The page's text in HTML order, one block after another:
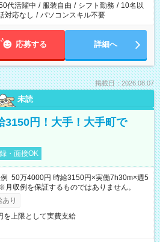
代活躍中 / 服装自由 / シフト勤務 / 10名以
対応なし / パソコンスキル不要
応募する 詳細へ
掲載日：2026.08.07
未読
3150円！大手！大手町で
・面接OK
50万4000円 時給3150円×実働7h30m×週5
収例を保証するものではありません。
り
を上限として実費支給